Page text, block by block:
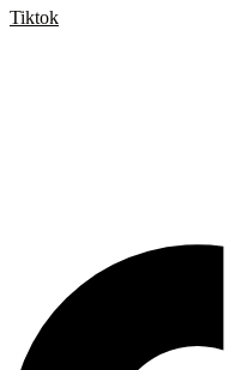
Tiktok